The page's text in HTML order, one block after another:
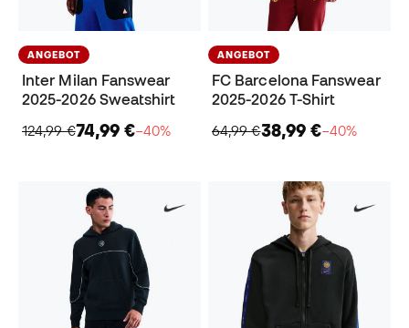
ANGEBOT
Inter Milan Fanswear
2025-2026 Sweatshirt
124,99 €74,99 €−40%
ANGEBOT
FC Barcelona Fanswear
2025-2026 T-Shirt
64,99 €38,99 €−40%